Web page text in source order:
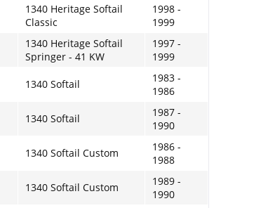
1340 Heritage Softail
Classic
1998 -
1999
1340 Heritage Softail
Springer - 41 KW
1997 -
1999
1340 Softail
1983 -
1986
1340 Softail
1987 -
1990
1340 Softail Custom
1986 -
1988
1340 Softail Custom
1989 -
1990